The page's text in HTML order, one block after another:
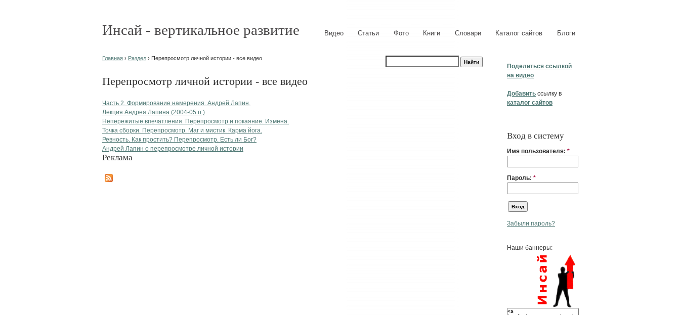
Инсай - вертикальное развитие Видео Статьи Фото Книги Словари Каталог сайтов Блоги
Поделиться ссылкой
на видео
Добавить ссылку в
каталог сайтов
Вход в систему
Имя пользователя: *
Пароль: *
Забыли пароль?
Наши баннеры:
Главная › Раздел › Перепросмотр личной истории - все видео
Перепросмотр личной истории - все видео
Часть 2. Формирование намерения. Андрей Лапин.
Лекция Андрея Лапина (2004-05 гг.)
Непережитые впечатления. Перепросмотр и покаяние. Измена.
Точка сборки. Перепросмотр. Маг и мистик. Карма йога.
Ревность. Как простить? Перепросмотр. Есть ли Бог?
Андрей Лапин о перепросмотре личной истории
Реклама